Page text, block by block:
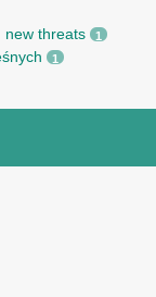
new threats 1
1